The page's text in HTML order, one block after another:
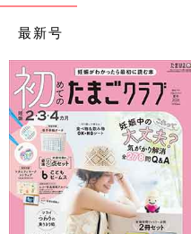
最新号